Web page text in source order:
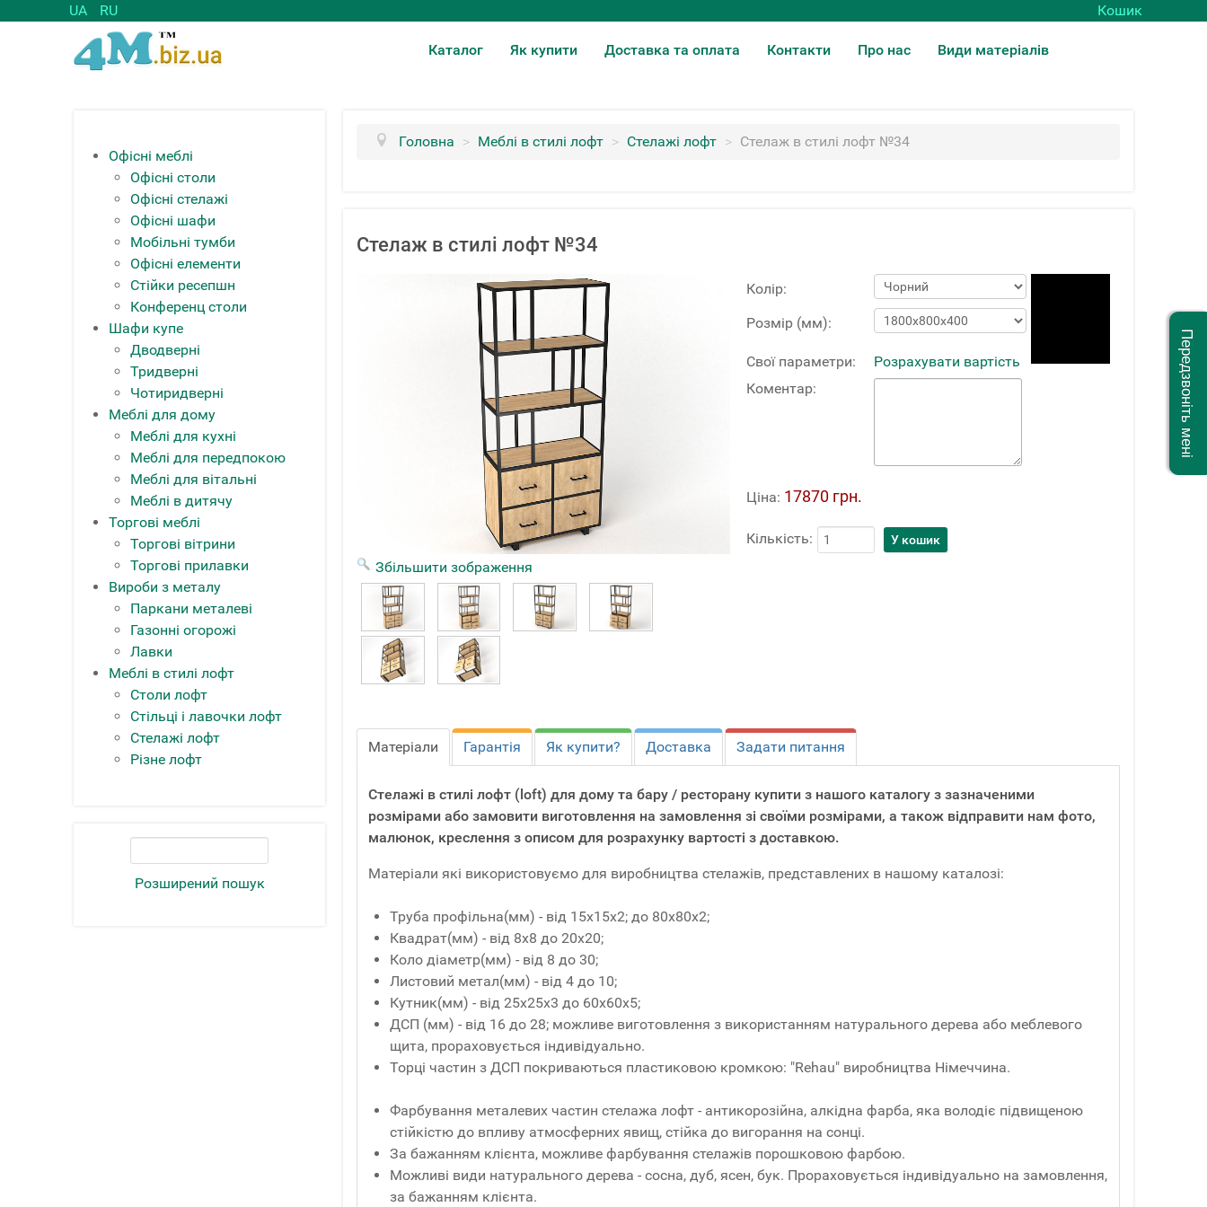
UA RU Кошик
Каталог Як купити Доставка та оплата Контакти Про нас Види матеріалів
Офісні меблі
Офісні столи
Офісні стелажі
Офісні шафи
Мобільні тумби
Офісні елементи
Стійки ресепшн
Конференц столи
Шафи купе
Дводверні
Тридверні
Чотиридверні
Меблі для дому
Меблі для кухні
Меблі для передпокою
Меблі для вітальні
Меблі в дитячу
Торгові меблі
Торгові вітрини
Торгові прилавки
Вироби з металу
Паркани металеві
Газонні огорожі
Лавки
Меблі в стилі лофт
Столи лофт
Стільці і лавочки лофт
Стелажі лофт
Різне лофт
Розширений пошук
Головна > Меблі в стилі лофт > Стелажі лофт > Стелаж в стилі лофт №34
Стелаж в стилі лофт №34
Збільшити зображення
Колір:
Розмір (мм):
Свої параметри:
Розрахувати вартість
Коментар:
Ціна: 17870 грн.
Кількість:
Матеріали Гарантія Як купити? Доставка Задати питання
Стелажі в стилі лофт (loft) для дому та бару / ресторану купити з нашого каталогу з зазначеними
розмірами або замовити виготовлення на замовлення зі своїми розмірами, а також відправити нам фото,
малюнок, креслення з описом для розрахунку вартості з доставкою.
Матеріали які використовуємо для виробництва стелажів, представлених в нашому каталозі:
Труба профільна(мм) - від 15x15x2; до 80x80x2;
Квадрат(мм) - від 8x8 до 20x20;
Коло діаметр(мм) - від 8 до 30;
Листовий метал(мм) - від 4 до 10;
Кутник(мм) - від 25x25x3 до 60x60x5;
ДСП (мм) - від 16 до 28; можливе виготовлення з використанням натурального дерева або меблевого
щита, прораховується індивідуально.
Торці частин з ДСП покриваються пластиковою кромкою: "Rehau" виробництва Німеччина.
Фарбування металевих частин стелажа лофт - антикорозійна, алкідна фарба, яка володіє підвищеною
стійкістю до впливу атмосферних явищ, стійка до вигорання на сонці.
За бажанням клієнта, можливе фарбування стелажів порошковою фарбою.
Можливі види натурального дерева - сосна, дуб, ясен, бук. Прораховується індивідуально на замовлення,
за бажанням клієнта.
Передзвоніть мені